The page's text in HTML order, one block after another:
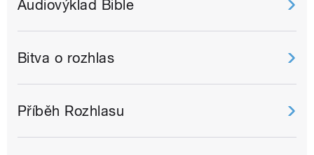
Audiovýklad Bible
Bitva o rozhlas
Příběh Rozhlasu